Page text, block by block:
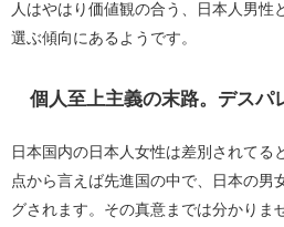
人はやはり価値観の合う、日本人男性
選ぶ傾向にあるようです。
個人至上主義の末路。デスパ
日本国内の日本人女性は差別されてる
点から言えば先進国の中で、日本の男
グされます。その真意までは分かりま